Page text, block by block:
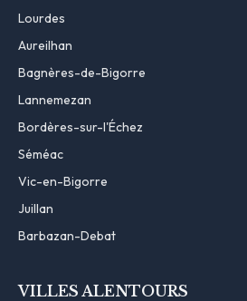
Lourdes
Aureilhan
Bagnères-de-Bigorre
Lannemezan
Bordères-sur-l'Échez
Séméac
Vic-en-Bigorre
Juillan
Barbazan-Debat
VILLES ALENTOURS